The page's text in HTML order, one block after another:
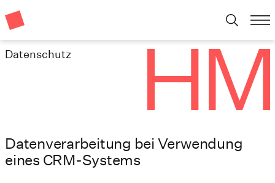
Datenschutz
Datenverarbeitung bei Verwendung
eines CRM-Systems